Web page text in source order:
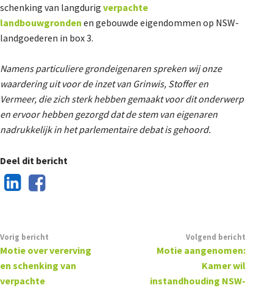
schenking van langdurig verpachte
landbouwgronden en gebouwde eigendommen op NSW-
landgoederen in box 3.
Namens particuliere grondeigenaren spreken wij onze
waardering uit voor de inzet van Grinwis, Stoffer en
Vermeer, die zich sterk hebben gemaakt voor dit onderwerp
en ervoor hebben gezorgd dat de stem van eigenaren
nadrukkelijk in het parlementaire debat is gehoord.
Deel dit bericht
Vorig bericht
Motie over vererving
en schenking van
verpachte
Volgend bericht
Motie aangenomen:
Kamer wil
instandhouding NSW-